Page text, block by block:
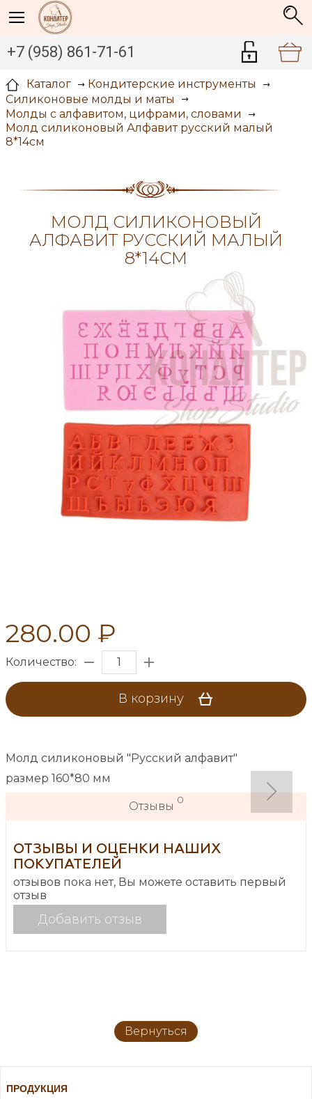
+7 (958) 861-71-61
Каталог
Кондитерские инструменты
Силиконовые молды и маты
Молды с алфавитом, цифрами, словами
Молд силиконовый Алфавит русский малый
8*14см
МОЛД СИЛИКОНОВЫЙ
АЛФАВИТ РУССКИЙ МАЛЫЙ
8*14СМ
280.00 ₽
Количество:
В корзину
Молд силиконовый "Русский алфавит"
размер 160*80 мм
Отзывы 0
ОТЗЫВЫ И ОЦЕНКИ НАШИХ
ПОКУПАТЕЛЕЙ
отзывов пока нет, Вы можете оставить первый
отзыв
Добавить отзыв
Вернуться
ПРОДУКЦИЯ